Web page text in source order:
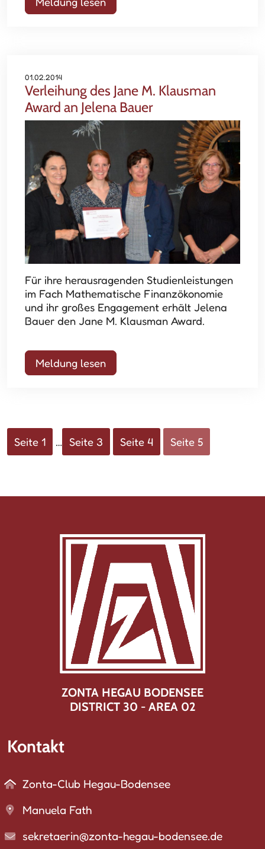
01.02.2014
Verleihung des Jane M. Klausman
Award an Jelena Bauer
Für ihre herausragenden Studienleistungen
im Fach Mathematische Finanzökonomie
und ihr großes Engagement erhält Jelena
Bauer den Jane M. Klausman Award.
Meldung lesen
Seite 1 … Seite 3 Seite 4 Seite 5
ZONTA HEGAU BODENSEE
DISTRICT 30 - AREA 02
Kontakt
Zonta-Club Hegau-Bodensee
Manuela Fath
sekretaerin@zonta-hegau-bodensee.de